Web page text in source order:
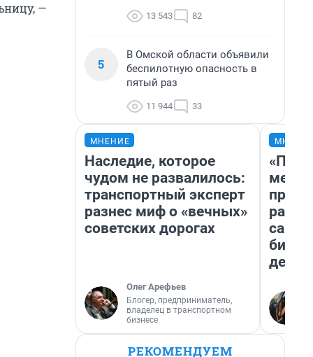
—
13 543 82
5
В Омской области объявили
беспилотную опасность в
пятый раз
11 944 33
МНЕНИЕ
Наследие, которое
чудом не развалилось:
транспортный эксперт
разнес миф о «вечных»
советских дорогах
Олег Арефьев
Блогер, предприниматель,
владелец в транспортном
бизнесе
РЕКОМЕНДУЕМ